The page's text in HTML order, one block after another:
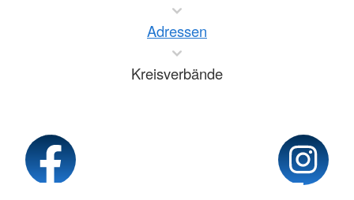
Adressen
Kreisverbände